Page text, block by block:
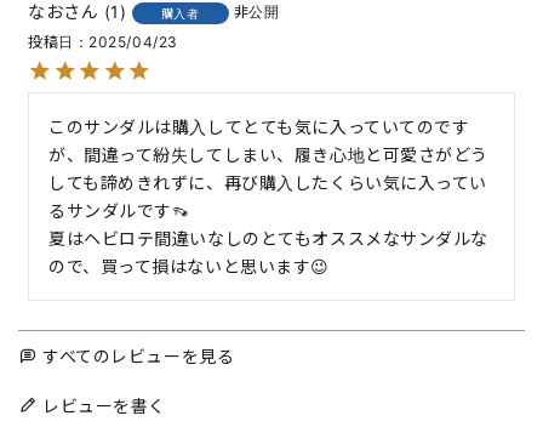
なお 1 購入者
非公開
投稿日
2025/04/23
このサンダルは購入してとても気に入っていてのです
が、間違って紛失してしまい、履き心地と可愛さがどう
しても諦めきれずに、再び購入したくらい気に入ってい
るサンダルです👡
夏はヘビロテ間違いなしのとてもオススメなサンダルな
ので、買って損はないと思います😉
すべてのレビューを見る
レビューを書く